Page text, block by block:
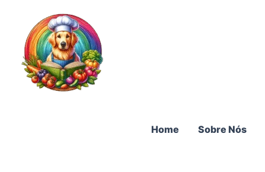
conteúdo
Home Sobre Nós